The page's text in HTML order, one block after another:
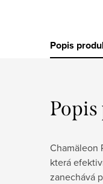
Popis
Chamäleon
která
zanechává